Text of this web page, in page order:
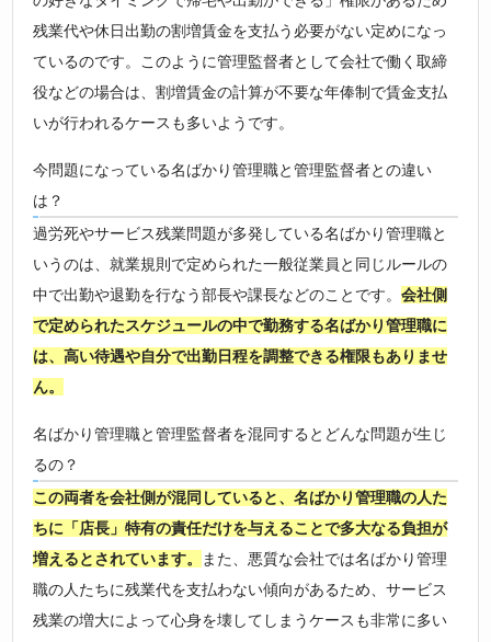
残業代や休日出勤の割増賃金を支払う必要がない定めになっ
ているのです。このように管理監督者として会社で働く取締
役などの場合は、割増賃金の計算が不要な年俸制で賃金支払
いが行われるケースも多いようです。
今問題になっている名ばかり管理職と管理監督者との違い
は？
過労死やサービス残業問題が多発している名ばかり管理職と
いうのは、就業規則で定められた一般従業員と同じルールの
中で出勤や退勤を行なう部長や課長などのことです。会社側
で定められたスケジュールの中で勤務する名ばかり管理職に
は、高い待遇や自分で出勤日程を調整できる権限もありませ
ん。
名ばかり管理職と管理監督者を混同するとどんな問題が生じ
るの？
この両者を会社側が混同していると、名ばかり管理職の人た
ちに「店長」特有の責任だけを与えることで多大なる負担が
増えるとされています。
また、悪質な会社では名ばかり管理
職の人たちに残業代を支払わない傾向があるため、サービス
残業の増大によって心身を壊してしまうケースも非常に多い